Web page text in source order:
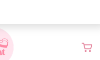
6 días hábiles